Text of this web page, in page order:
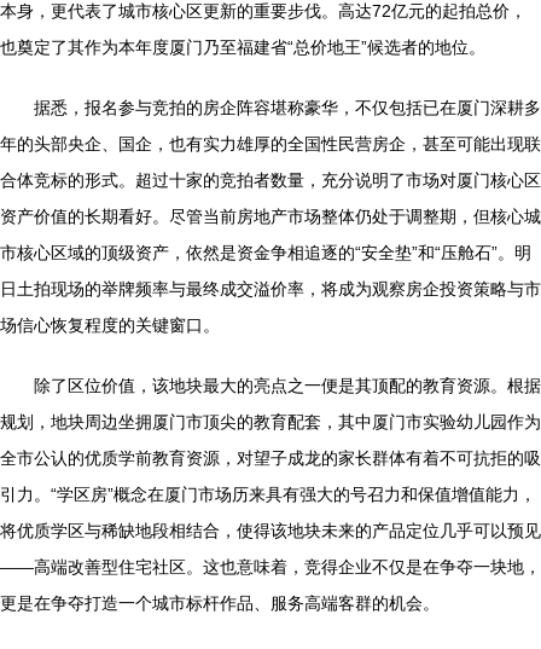
本身，更代表了城市核心区更新的重要步伐。高达72亿元的起拍总价，
也奠定了其作为本年度厦门乃至福建省“总价地王”候选者的地位。
据悉，报名参与竞拍的房企阵容堪称豪华，不仅包括已在厦门深耕多
年的头部央企、国企，也有实力雄厚的全国性民营房企，甚至可能出现联
合体竞标的形式。超过十家的竞拍者数量，充分说明了市场对厦门核心区
资产价值的长期看好。尽管当前房地产市场整体仍处于调整期，但核心城
市核心区域的顶级资产，依然是资金争相追逐的“安全垫”和“压舱石”。明
日土拍现场的举牌频率与最终成交溢价率，将成为观察房企投资策略与市
场信心恢复程度的关键窗口。
除了区位价值，该地块最大的亮点之一便是其顶配的教育资源。根据
规划，地块周边坐拥厦门市顶尖的教育配套，其中厦门市实验幼儿园作为
全市公认的优质学前教育资源，对望子成龙的家长群体有着不可抗拒的吸
引力。“学区房”概念在厦门市场历来具有强大的号召力和保值增值能力，
将优质学区与稀缺地段相结合，使得该地块未来的产品定位几乎可以预见
——高端改善型住宅社区。这也意味着，竞得企业不仅是在争夺一块地，
更是在争夺打造一个城市标杆作品、服务高端客群的机会。